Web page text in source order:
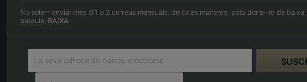
No solem enviar més d'1 o 2 correus mensuals, de totes maneres, pots donar-te de
paraula: BAIXA